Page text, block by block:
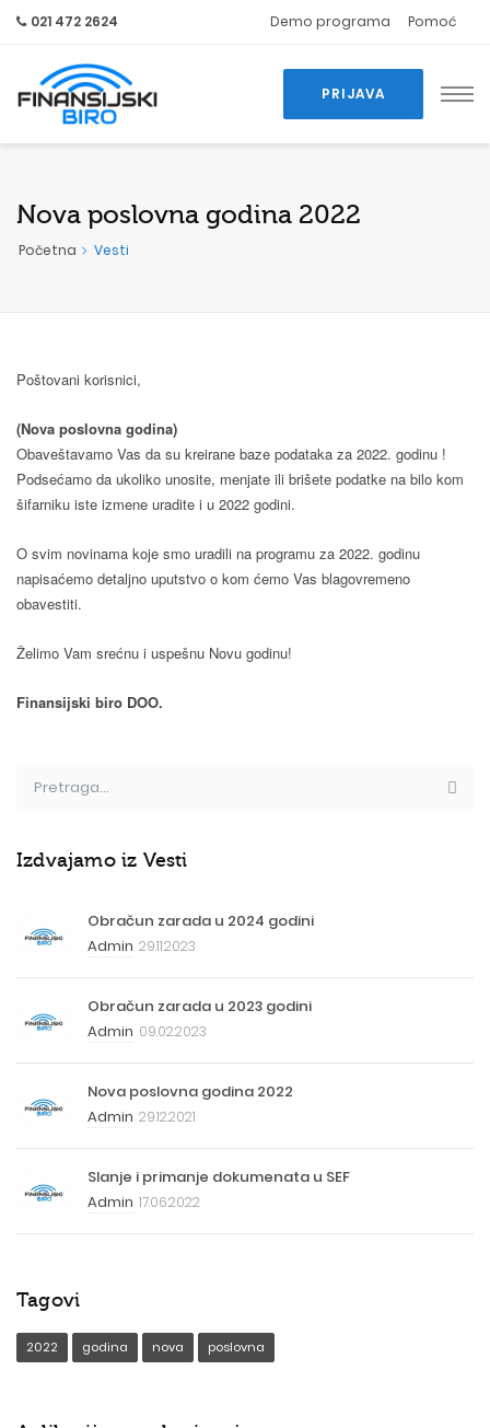
021 472 2624 Demo programa Pomoć
PRIJAVA
Nova poslovna godina 2022
Početna Vesti
Poštovani korisnici,
(Nova poslovna godina)
Obaveštavamo Vas da su kreirane baze podataka za 2022. godinu !
Podsećamo da ukoliko unosite, menjate ili brišete podatke na bilo kom
šifarniku iste izmene uradite i u 2022 godini.
O svim novinama koje smo uradili na programu za 2022. godinu
napisaćemo detaljno uputstvo o kom ćemo Vas blagovremeno
obavestiti.
Želimo Vam srećnu i uspešnu Novu godinu!
Finansijski biro DOO.
Izdvajamo iz Vesti
Obračun zarada u 2024 godini
Admin 29.11.2023
Obračun zarada u 2023 godini
Admin 09.02.2023
Nova poslovna godina 2022
Admin 29.12.2021
Slanje i primanje dokumenata u SEF
Admin 17.06.2022
Tagovi
2022 godina nova poslovna